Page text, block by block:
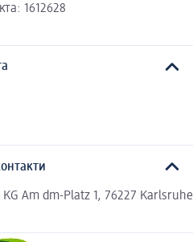
1612628
Am dm-Platz 1, 76227 Karlsruhe